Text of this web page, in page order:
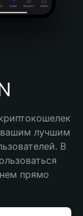
вашим лучшим
В
прямо